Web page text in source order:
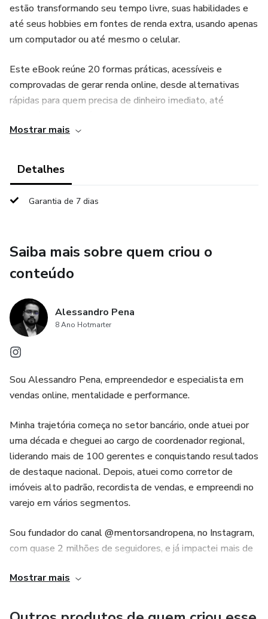
estão transformando seu tempo livre, suas habilidades e
até seus hobbies em fontes de renda extra, usando apenas
um computador ou até mesmo o celular.
Este eBook reúne 20 formas práticas, acessíveis e
comprovadas de gerar renda online, desde alternativas
rápidas para quem precisa de dinheiro imediato, até
fonte de ganhos consistente e duradoura.
Quem sonha em criar um negócio digital escalável.
Mostrar mais
Detalhes
Garantia de 7 dias
Saiba mais sobre quem criou o
conteúdo
Alessandro Pena
8 Ano Hotmarter
Sou Alessandro Pena, empreendedor e especialista em
vendas online, mentalidade e performance.
Minha trajetória começa no setor bancário, onde atuei por
uma década e cheguei ao cargo de coordenador regional,
liderando mais de 100 gerentes e conquistando resultados
de destaque nacional. Depois, atuei como corretor de
imóveis alto padrão, recordista de vendas, e empreendi no
varejo em vários segmentos.
Sou fundador do canal @mentorsandropena, no Instagram,
com quase 2 milhões de seguidores, e já impactei mais de
120 mil e-books vendidos globalmente,
Mostrar mais